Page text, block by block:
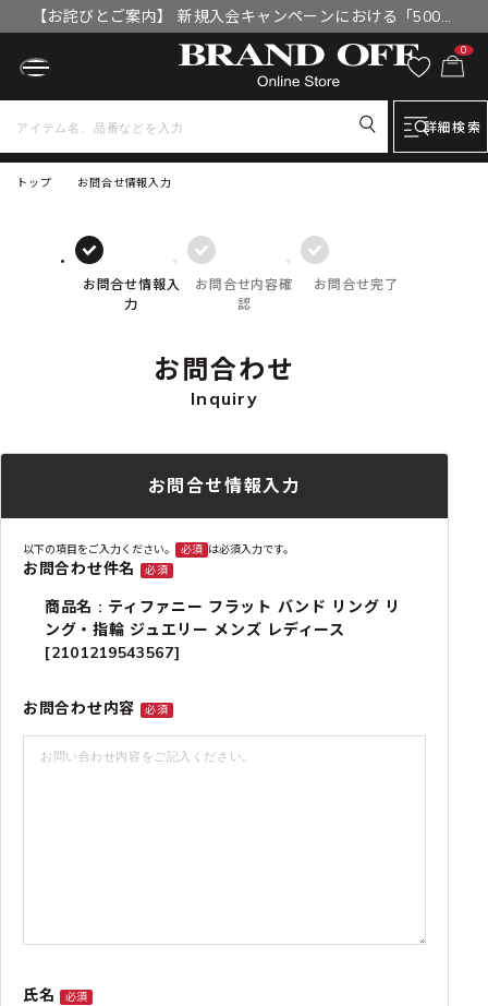
【お詫びとご案内】 新規入会キャンペーンにおける「500円
OFFクーポン」付与漏れと補填について
0
詳細検索
トップ お問合せ情報入力
お問合せ情報入
力
お問合せ内容確
認
お問合せ完了
お問合わせ
Inquiry
お問合せ情報入力
以下の項目をご入力ください。 必須 は必須入力です。
お問合わせ件名 必須
商品名 : ティファニー フラット バンド リング リ
ング・指輪 ジュエリー メンズ レディース
[2101219543567]
お問合わせ内容 必須
氏名 必須